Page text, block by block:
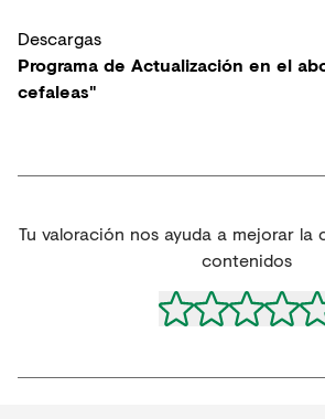
Descargas
Programa de Actualización en el
cefaleas"
Tu valoración nos ayuda a mejorar la
contenidos